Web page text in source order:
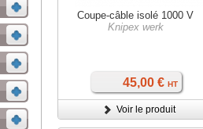
Coupe-câble isolé 1000 V
Knipex werk
45,00 € HT
Voir le produit